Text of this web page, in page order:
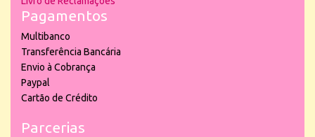
Pagamentos
Multibanco
Transferência Bancária
Envio à Cobrança
Paypal
Cartão de Crédito
Parcerias